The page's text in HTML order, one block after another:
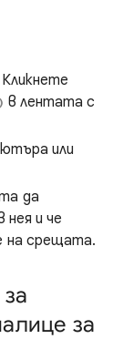
в лентата с
или
да
нея и че
на срещата.
за